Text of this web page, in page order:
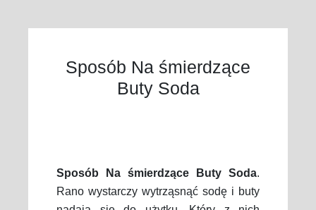
Sposób Na śmierdzące
Buty Soda
Sposób Na śmierdzące Buty Soda.
Rano wystarczy wytrząsnąć sodę i buty